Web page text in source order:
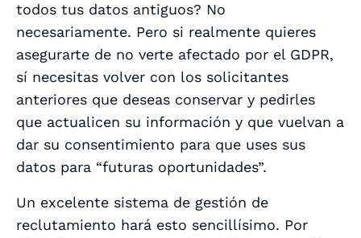
todos tus datos antiguos? No
necesariamente. Pero si realmente quieres
asegurarte de no verte afectado por el GDPR,
sí necesitas volver con los solicitantes
anteriores que deseas conservar y pedirles
que actualicen su información y que vuelvan a
dar su consentimiento para que uses sus
datos para “futuras oportunidades”.
Un excelente sistema de gestión de
reclutamiento hará esto sencillísimo. Por